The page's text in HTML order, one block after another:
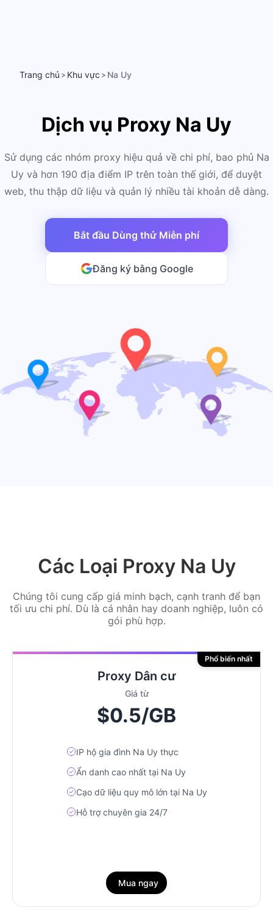
Trang chủ > Khu vực > Na Uy
Dịch vụ Proxy Na Uy
Sử dụng các nhóm proxy hiệu quả về chi phí, bao phủ Na
Uy và hơn 190 địa điểm IP trên toàn thế giới, để duyệt
web, thu thập dữ liệu và quản lý nhiều tài khoản dễ dàng.
Bắt đầu Dùng thử Miễn phí
Đăng ký bằng Google
Các Loại Proxy Na Uy
Chúng tôi cung cấp giá minh bạch, cạnh tranh để bạn
tối ưu chi phí. Dù là cá nhân hay doanh nghiệp, luôn có
gói phù hợp.
Proxy Dân cư
Giá từ
$0.5/GB
IP hộ gia đình Na Uy thực
Ẩn danh cao nhất tại Na Uy
Cạo dữ liệu quy mô lớn tại Na Uy
Hỗ trợ chuyên gia 24/7
Phổ biến nhất
Mua ngay